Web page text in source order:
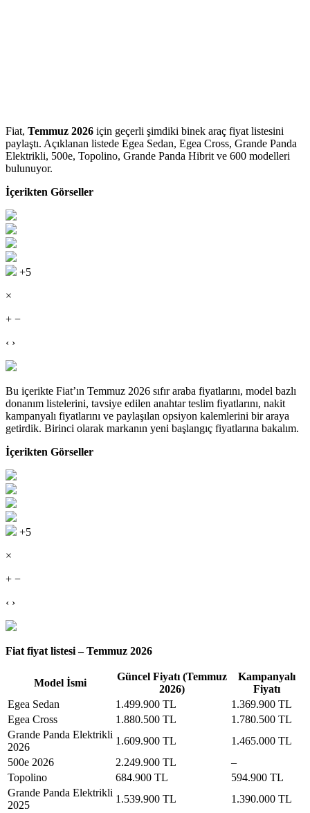
Fiat, Temmuz 2026 için geçerli şimdiki binek araç fiyat listesini
paylaştı. Açıklanan listede Egea Sedan, Egea Cross, Grande Panda
Elektrikli, 500e, Topolino, Grande Panda Hibrit ve 600 modelleri
bulunuyor.
İçerikten Görseller
+5
×
+ −
‹ ›
Bu içerikte Fiat’ın Temmuz 2026 sıfır araba fiyatlarını, model bazlı
donanım listelerini, tavsiye edilen anahtar teslim fiyatlarını, nakit
kampanyalı fiyatlarını ve paylaşılan opsiyon kalemlerini bir araya
getirdik. Birinci olarak markanın yeni başlangıç fiyatlarına bakalım.
İçerikten Görseller
+5
×
+ −
‹ ›
Fiat fiyat listesi – Temmuz 2026
Model İsmi
Güncel Fiyatı (Temmuz
2026)
Kampanyalı
Fiyatı
Egea Sedan
1.499.900 TL
1.369.900 TL
Egea Cross
1.880.500 TL
1.780.500 TL
Grande Panda Elektrikli
2026
1.609.900 TL
1.465.000 TL
500e 2026
2.249.900 TL
–
Topolino
684.900 TL
594.900 TL
Grande Panda Elektrikli
2025
1.539.900 TL
1.390.000 TL